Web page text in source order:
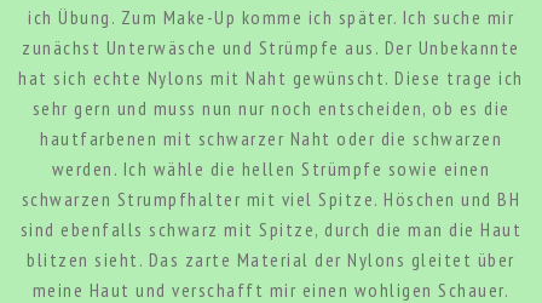
ich Übung. Zum Make-Up komme ich später. Ich suche mir
zunächst Unterwäsche und Strümpfe aus. Der Unbekannte
hat sich echte Nylons mit Naht gewünscht. Diese trage ich
sehr gern und muss nun nur noch entscheiden, ob es die
hautfarbenen mit schwarzer Naht oder die schwarzen
werden. Ich wähle die hellen Strümpfe sowie einen
schwarzen Strumpfhalter mit viel Spitze. Höschen und BH
sind ebenfalls schwarz mit Spitze, durch die man die Haut
blitzen sieht. Das zarte Material der Nylons gleitet über
meine Haut und verschafft mir einen wohligen Schauer.